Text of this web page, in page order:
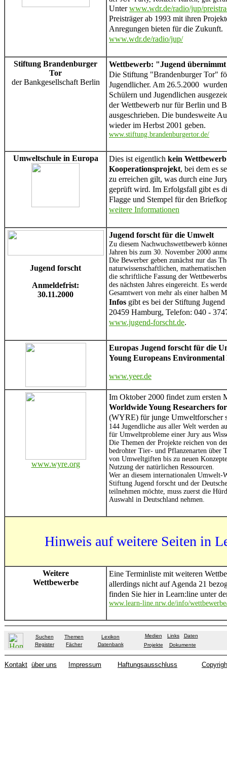
Unterwww.wdr.de/radio/jup/
Preisträger ab 1993 mit ihren
Anregungen bieten für die Zukunft.
www.wdr.de/radio/jup/
Stiftung Brandenburger
Tor
der Bankgesellschaft Berlin
Wettbewerb: "Jugend
Die Stiftung "Brandenburger Tor"
Jugendlicher. Am 26.5.2000
Schülern und Jugendlichen
der Wettbewerb nur für Berlin und
ausgeschrieben. Die bundesweite
wieder im Herbst 2001 geben.
www.stiftung.brandenburgertor.de/
Umweltschule in Europa Dies ist eigentlich kein Wettbewerb
Kooperationsprojekt, bei dem es
zu erreichen gilt, was durch eine
geprüft wird. Im Erfolgsfall gibt es
Flagge und Stempel für den
weitere Informationen
Jugend forscht
Anmeldefrist:
30.11.2000
Jugend forschtfür die Umwelt
Zu diesem Nachwuchswettbewerb
Jahren bis zum 30. November 2000
Die Bewerber geben zunächst nur das
naturwissenschaftlichen,
die schriftliche Fassung der
des nächsten Jahres eingereicht. Es
Gesamtwert von mehr als einer halben
Infos gibt es bei der Stiftung
20459 Hamburg, Telefon: 040 -
www.jugend-forscht.de.
Europas Jugend forscht für die
Young Europeans
www.yeer.de
www.wyre.org
Im Oktober 2000 findet zum ersten
Worldwide Young Researchers
(WYRE) für junge Umweltforscher
144 Jugendliche aus aller Welt werden
für Umweltprobleme einer Jury aus
Die Themen der Projekte reichen von
bedrohter Tier- und Pflanzenarten über
von Umweltgiften bis zu neuen
Nutzung der natürlichen Ressourcen.
Wer an diesem internationalen Umwelt-
Stiftung Jugend forscht und der
teilnehmen möchte, muss zuerst die
Auswahl in Deutschland nehmen.
Hinweis auf weitere Seiten in
Weitere
Wettbewerbe
Eine Terminliste mit weiteren
allerdings nicht auf Agenda 21
finden Sie hier in Learn:line unter
www.learn-line.nrw.de/info/
Suchen Themen
Lexikon
Register
Fächer Datenbank
Medien Links
Daten
Projekte
Dokumente
Kontakt über uns Impressum Haftungsausschluss